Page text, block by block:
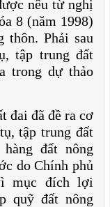
nêu từ nghị
8 (năm 1998)
thôn. Phải sau
tập trung đất
trong dự thảo
đai đã đề ra cơ
tập trung đất
đất nông
do Chính phủ
mục đích lợi
quỹ đất nông